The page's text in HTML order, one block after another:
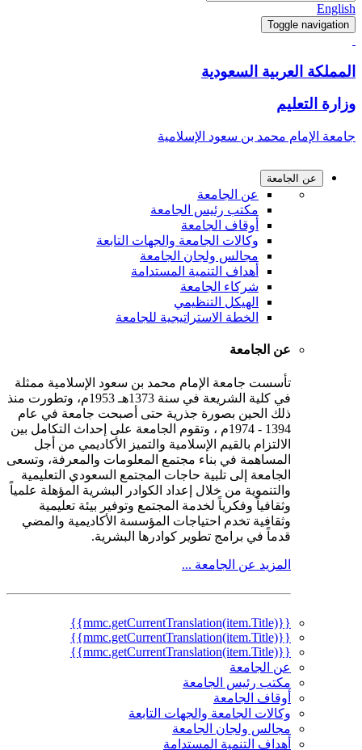
English
Toggle navigation
المملكة العربية السعودية
وزارة التعليم
جامعة الإمام محمد بن سعود الإسلامية
عن الجامعة
عن الجامعة
مكتب رئيس الجامعة
أوقاف الجامعة
وكالات الجامعة والجهات التابعة
مجالس ولجان الجامعة
أهداف التنمية المستدامة
شركاء الجامعة
الهيكل التنظيمي
الخطة الاستراتيجية للجامعة
عن الجامعة
تأسست جامعة الإمام محمد بن سعود الإسلامية ممثلة
في كلية الشريعة في سنة 1373هـ 1953م، وتطورت منذ
ذلك الحين بصورة جذرية حتى أصبحت جامعة في عام
1394 - 1974م ، وتقوم الجامعة على إحداث التكامل بين
الالتزام بالقيم الإسلامية والتميز الأكاديمي من أجل
المساهمة في بناء مجتمع المعلومات والمعرفة، وتسعى
الجامعة إلى تلبية حاجات المجتمع السعودي التعليمية
والتنموية من خلال إعداد الكوادر البشرية المؤهلة علمياً
وثقافياً وفكرياً لخدمة المجتمع وتوفير بيئة تعليمية
وثقافية تخدم احتياجات المؤسسة الأكاديمية والمضي
قدماً في برامج تطوير كوادرها البشرية.
المزيد عن الجامعة ...
{{mmc.getCurrentTranslation(item.Title)}}
{{mmc.getCurrentTranslation(item.Title)}}
{{mmc.getCurrentTranslation(item.Title)}}
عن الجامعة
مكتب رئيس الجامعة
أوقاف الجامعة
وكالات الجامعة والجهات التابعة
مجالس ولجان الجامعة
أهداف التنمية المستدامة